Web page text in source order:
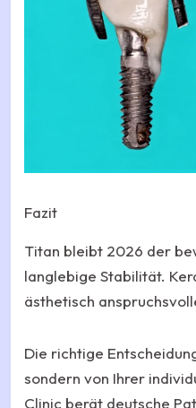
Fazit
Titan bleibt 2026 der
langlebige Stabilität.
ästhetisch
Die richtige
sondern von Ihrer
Clinic berät deutsche